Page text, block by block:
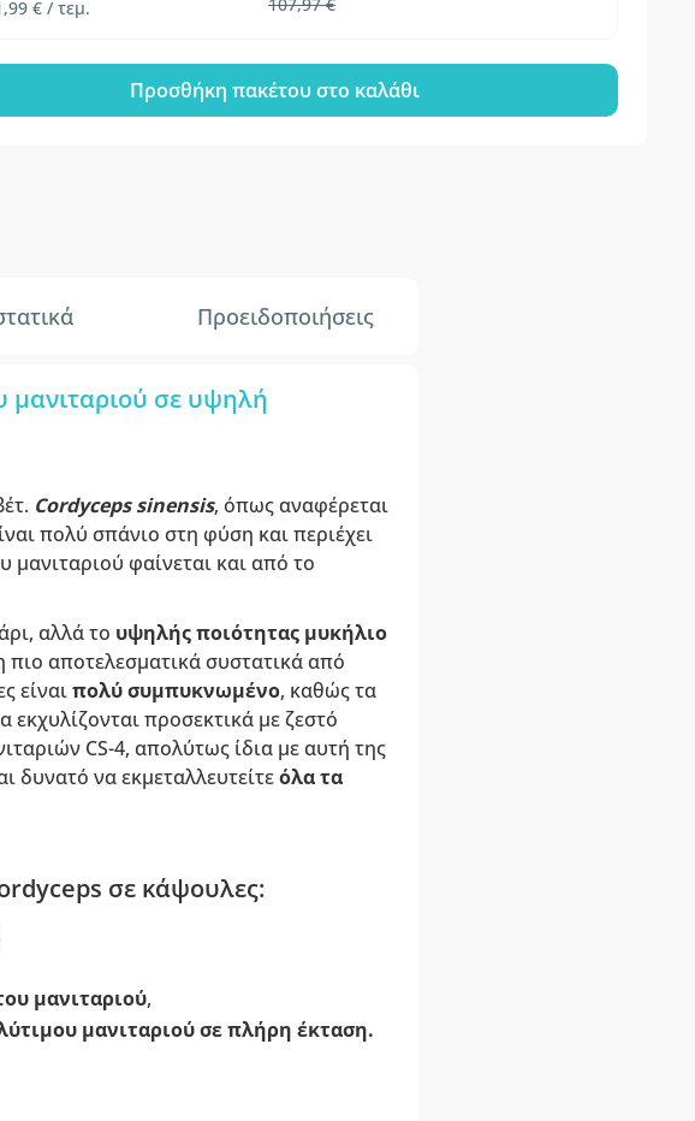
€ / τεμ.
Προσθήκη πακέτου στο καλάθι
Προειδοποιήσεις
μανιταριού σε υψηλή
Cordyceps sinensis, όπως αναφέρεται
πολύ σπάνιο στη φύση και περιέχει
φαίνεται και από το
αλλά το υψηλής ποιότητας μυκήλιο
πιο αποτελεσματικά συστατικά από
είναιπολύ συμπυκνωμένο, καθώς τα
εκχυλίζονται προσεκτικά με ζεστό
CS-4, απολύτως ίδια με αυτή της
να εκμεταλλευτείτεόλα τα
σε κάψουλες:
μανιταριού,
μανιταριού σε πλήρη έκταση.